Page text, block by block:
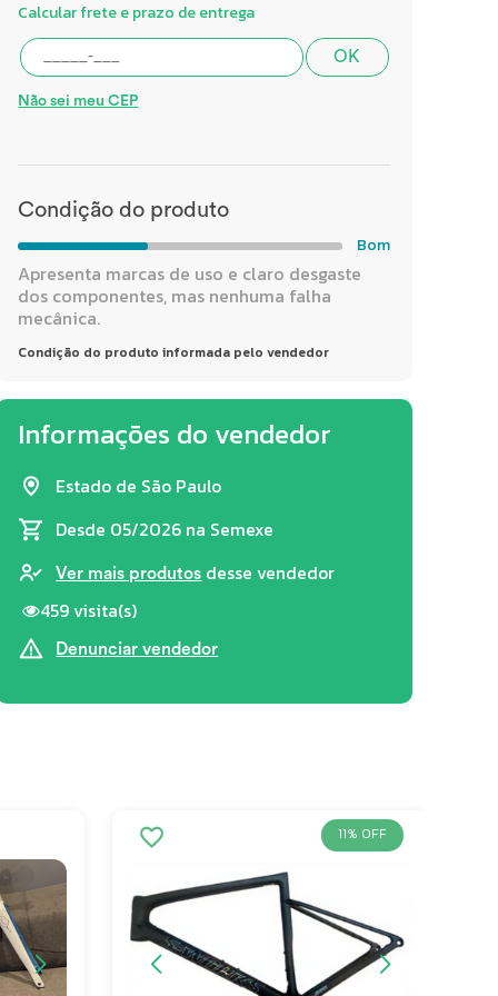
Calcular frete e prazo de entrega
OK
Não sei meu CEP
Condição do produto
Bom
Apresenta marcas de uso e claro desgaste
dos componentes, mas nenhuma falha
mecânica.
Condição do produto informada pelo vendedor
Informações do vendedor
Estado de São Paulo
Desde 05/2026 na Semexe
Ver mais produtos desse vendedor
459 visita(s)
Denunciar vendedor
11% OFF